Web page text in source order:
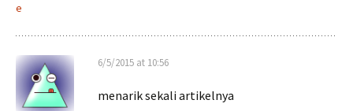
e
6/5/2015 at 10:56
menarik sekali artikelnya